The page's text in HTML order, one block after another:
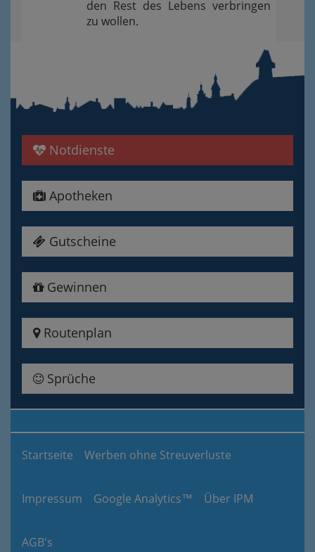
den Rest des Lebens verbringen
zu wollen.
Notdienste
Apotheken
Gutscheine
Gewinnen
Routenplan
Sprüche
Startseite Werben ohne Streuverluste
Impressum Google Analytics™ Über IPM
AGB's